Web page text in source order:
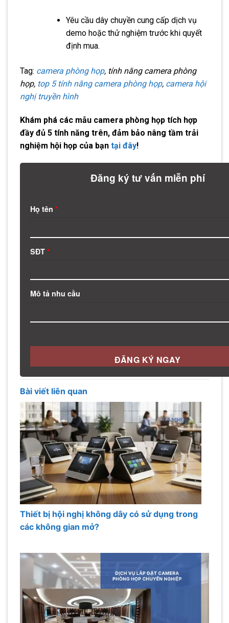
Yêu cầu dây chuyền cung cấp dịch vụ
demo hoặc thử nghiệm trước khi quyết
định mua.
Tag: camera phòng họp, tính năng camera phòng
họp, top 5 tính năng camera phòng họp, camera hội
nghị truyền hình
Khám phá các mẫu camera phòng họp tích hợp
đầy đủ 5 tính năng trên, đảm bảo nâng tầm trải
nghiệm hội họp của bạn tại đây!
Đăng ký tư vấn miễn phí
Họ tên *
SĐT *
Mô tả nhu cầu
Bài viết liên quan
Thiết bị hội nghị không dây có sử dụng trong
các không gian mở?